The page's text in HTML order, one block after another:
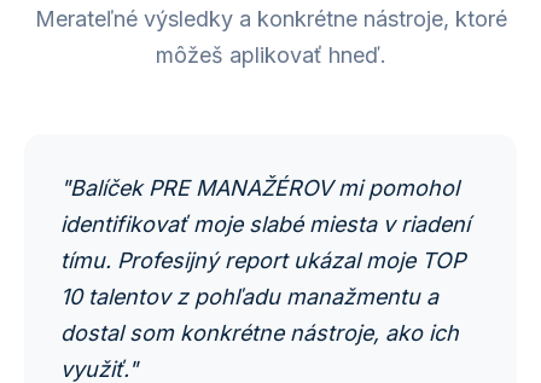
Merateľné výsledky a konkrétne nástroje, ktoré
môžeš aplikovať hneď.
"Balíček PRE MANAŽÉROV mi pomohol
identifikovať moje slabé miesta v riadení
tímu. Profesijný report ukázal moje TOP
10 talentov z pohľadu manažmentu a
dostal som konkrétne nástroje, ako ich
využiť."